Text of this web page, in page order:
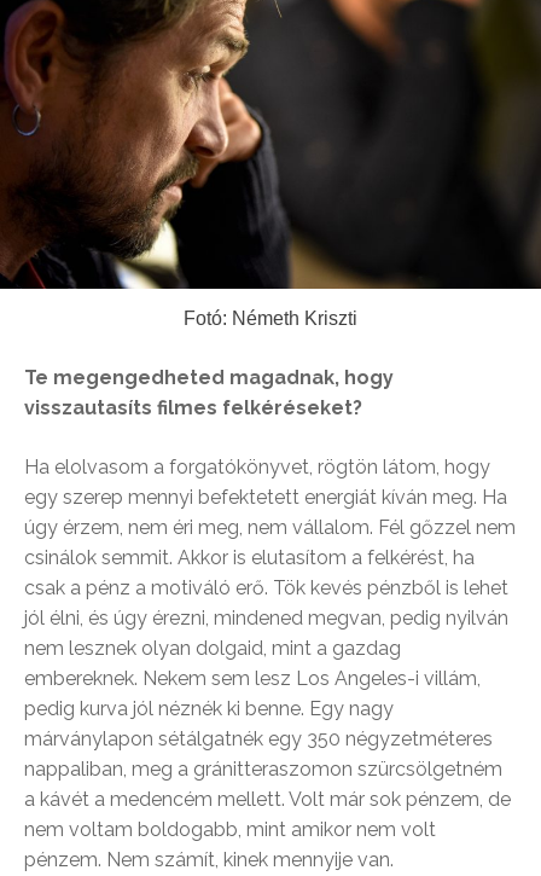
Fotó: Németh Kriszti
Te megengedheted magadnak, hogy
visszautasíts filmes felkéréseket?
Ha elolvasom a forgatókönyvet, rögtön látom, hogy
egy szerep mennyi befektetett energiát kíván meg. Ha
úgy érzem, nem éri meg, nem vállalom. Fél gőzzel nem
csinálok semmit. Akkor is elutasítom a felkérést, ha
csak a pénz a motiváló erő. Tök kevés pénzből is lehet
jól élni, és úgy érezni, mindened megvan, pedig nyilván
nem lesznek olyan dolgaid, mint a gazdag
embereknek. Nekem sem lesz Los Angeles-i villám,
pedig kurva jól néznék ki benne. Egy nagy
márványlapon sétálgatnék egy 350 négyzetméteres
nappaliban, meg a gránitteraszomon szürcsölgetném
a kávét a medencém mellett. Volt már sok pénzem, de
nem voltam boldogabb, mint amikor nem volt
pénzem. Nem számít, kinek mennyije van.